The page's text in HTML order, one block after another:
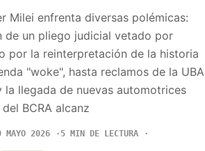
Milei enfrenta diversas polémicas:
de un pliego judicial vetado por
por la reinterpretación de la historia
"woke", hasta reclamos de la UBA
llegada de nuevas automotrices
BCRA alcanz
MAYO 2026
5 MIN DE LECTURA